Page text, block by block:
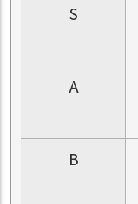
S
A
B